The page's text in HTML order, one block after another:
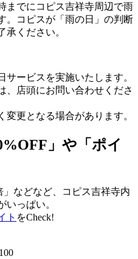
までにコピス吉祥寺周辺で雨
。コピスが「雨の日」の判断
承ください。
サービスを実施いたします。
、店頭にお問い合わせくださ
変更となる場合があります。
」や「ポイ
」などなど、コピス吉祥寺内
いっぱい。
ト をCheck!